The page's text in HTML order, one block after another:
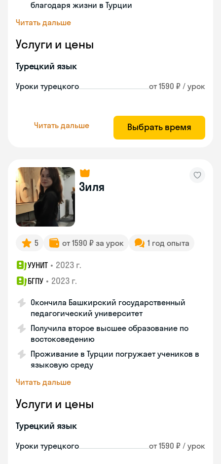
благодаря жизни в Турции
Читать дальше
Услуги и цены
Турецкий язык
Уроки турецкого от 1590 ₽ / урок
Читать дальше Выбрать время
Зиля
5 от 1590 ₽ за урок 1 год опыта
УУНИТ • 2023 г.
БГПУ • 2023 г.
Окончила Башкирский государственный
педагогический университет
Получила второе высшее образование по
востоковедению
Проживание в Турции погружает учеников в
языковую среду
Читать дальше
Услуги и цены
Турецкий язык
Уроки турецкого от 1590 ₽ / урок